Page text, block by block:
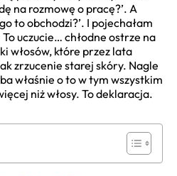
na rozmowę o pracę?’. A
to obchodzi?’. I pojechałam
uczucie… chłodne ostrze na
włosów, które przez lata
zrzucenie starej skóry. Nagle
właśnie o to w tym wszystkim
niż włosy. To deklaracja.